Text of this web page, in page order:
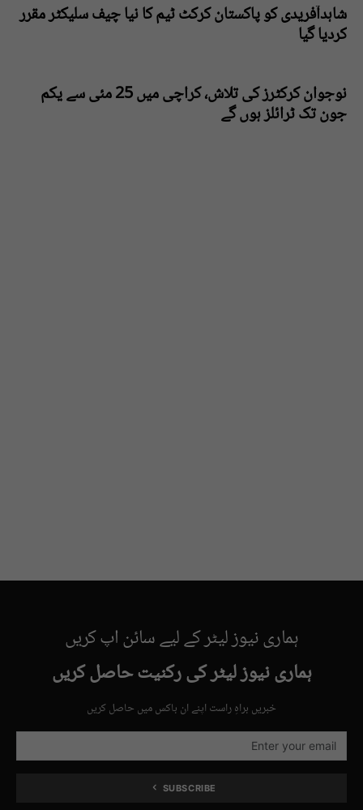
شاہدآفریدی کو پاکستان کرکٹ ٹیم کا نیا چیف سلیکٹر مقرر
کردیا گیا
نوجوان کرکٹرز کی تلاش، کراچی میں 25 مئی سے یکم
جون تک ٹرائلز ہوں گے
ہماری نیوز لیٹر کے لیے سائن اپ کریں
ہماری نیوز لیٹر کی رکنیت حاصل کریں
خبریں براہِ راست اپنے ان باکس میں حاصل کریں
SUBSCRIBE